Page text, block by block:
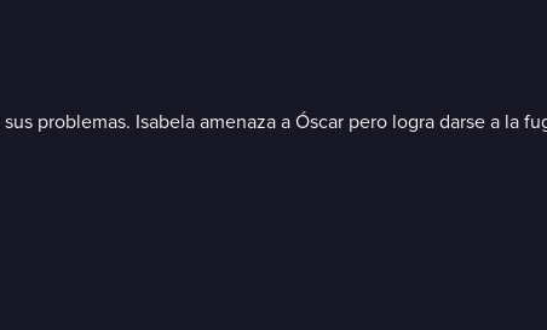
problemas. Isabela amenaza a Óscar pero logra darse a la